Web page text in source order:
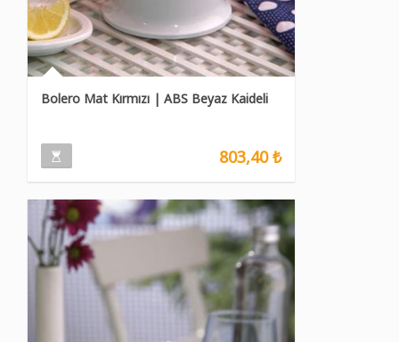
Bolero Mat Kırmızı | ABS Beyaz Kaideli
803,40 ₺